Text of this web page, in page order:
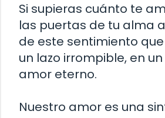
Si supieras cuánto te
las puertas de tu alma
de este sentimiento
un lazo irrompible, en
amor eterno.
Nuestro amor es una